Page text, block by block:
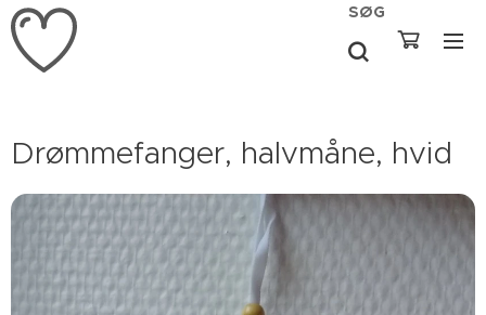
SØG
Drømmefanger, halvmåne, hvid